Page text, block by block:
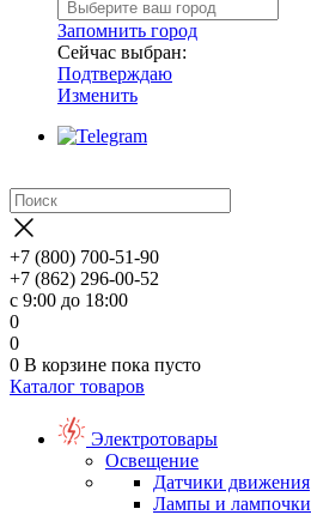
Запомнить город
Сейчас выбран:
Подтверждаю
Изменить
+7 (800) 700-51-90
+7 (862) 296-00-52
с 9:00 до 18:00
0
0
0 В корзине пока пусто
Каталог товаров
Электротовары
Освещение
Датчики движения
Лампы и лампочки